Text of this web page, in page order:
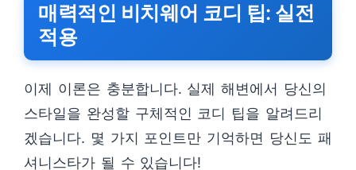
매력적인 비치웨어 코디 팁: 실전
적용
이제 이론은 충분합니다. 실제 해변에서 당신의
스타일을 완성할 구체적인 코디 팁을 알려드리
겠습니다. 몇 가지 포인트만 기억하면 당신도 패
셔니스타가 될 수 있습니다!